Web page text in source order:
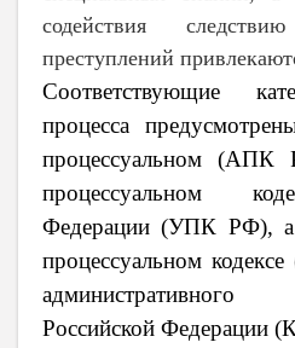
содействия
преступлений
Соответствующие
процесса
процессуальном
процессуальном
Федерации (УПК РФ), а
процессуальном
административного
Российской Федерации